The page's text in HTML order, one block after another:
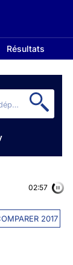
Résultats
2017
02:56